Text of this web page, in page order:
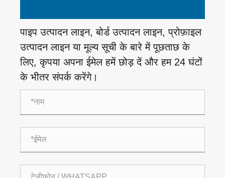
पाइप उत्पादन लाइन, बोर्ड उत्पादन लाइन, प्रोफ़ाइल
उत्पादन लाइन या मूल्य सूची के बारे में पूछताछ के
लिए, कृपया अपना ईमेल हमें छोड़ दें और हम 24 घंटों
के भीतर संपर्क करेंगे।